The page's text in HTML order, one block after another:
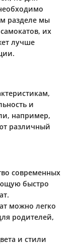
разделе мы
их
лучше
и
например,
различный
современных
быстро
можно легко
родителей,
и стили